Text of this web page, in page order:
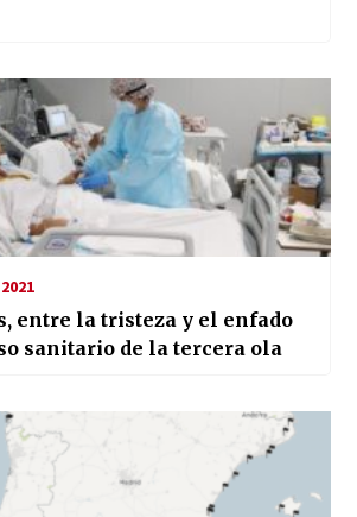
entre la tristeza y el enfado
sanitario de la tercera ola